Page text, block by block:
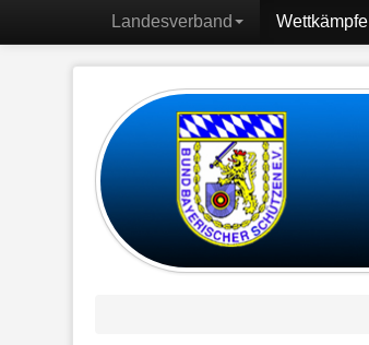
Landesverband Wettkämpfe